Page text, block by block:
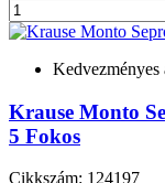
Kedvezményes
Krause Monto
5 Fokos
Cikkszám: 124197